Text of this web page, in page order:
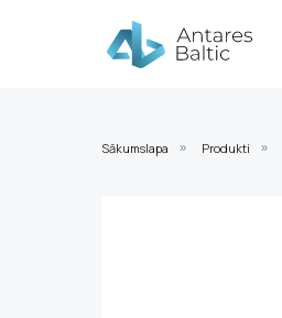
Sākumslapa » Produkti »